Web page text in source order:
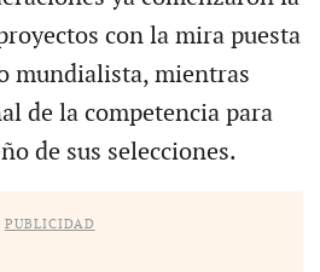
con la mira puesta
mundialista, mientras
de la competencia para
de sus selecciones.
PUBLICIDAD